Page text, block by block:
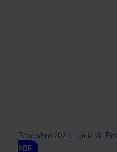
Dezembro 2023 – Guia de
PDF